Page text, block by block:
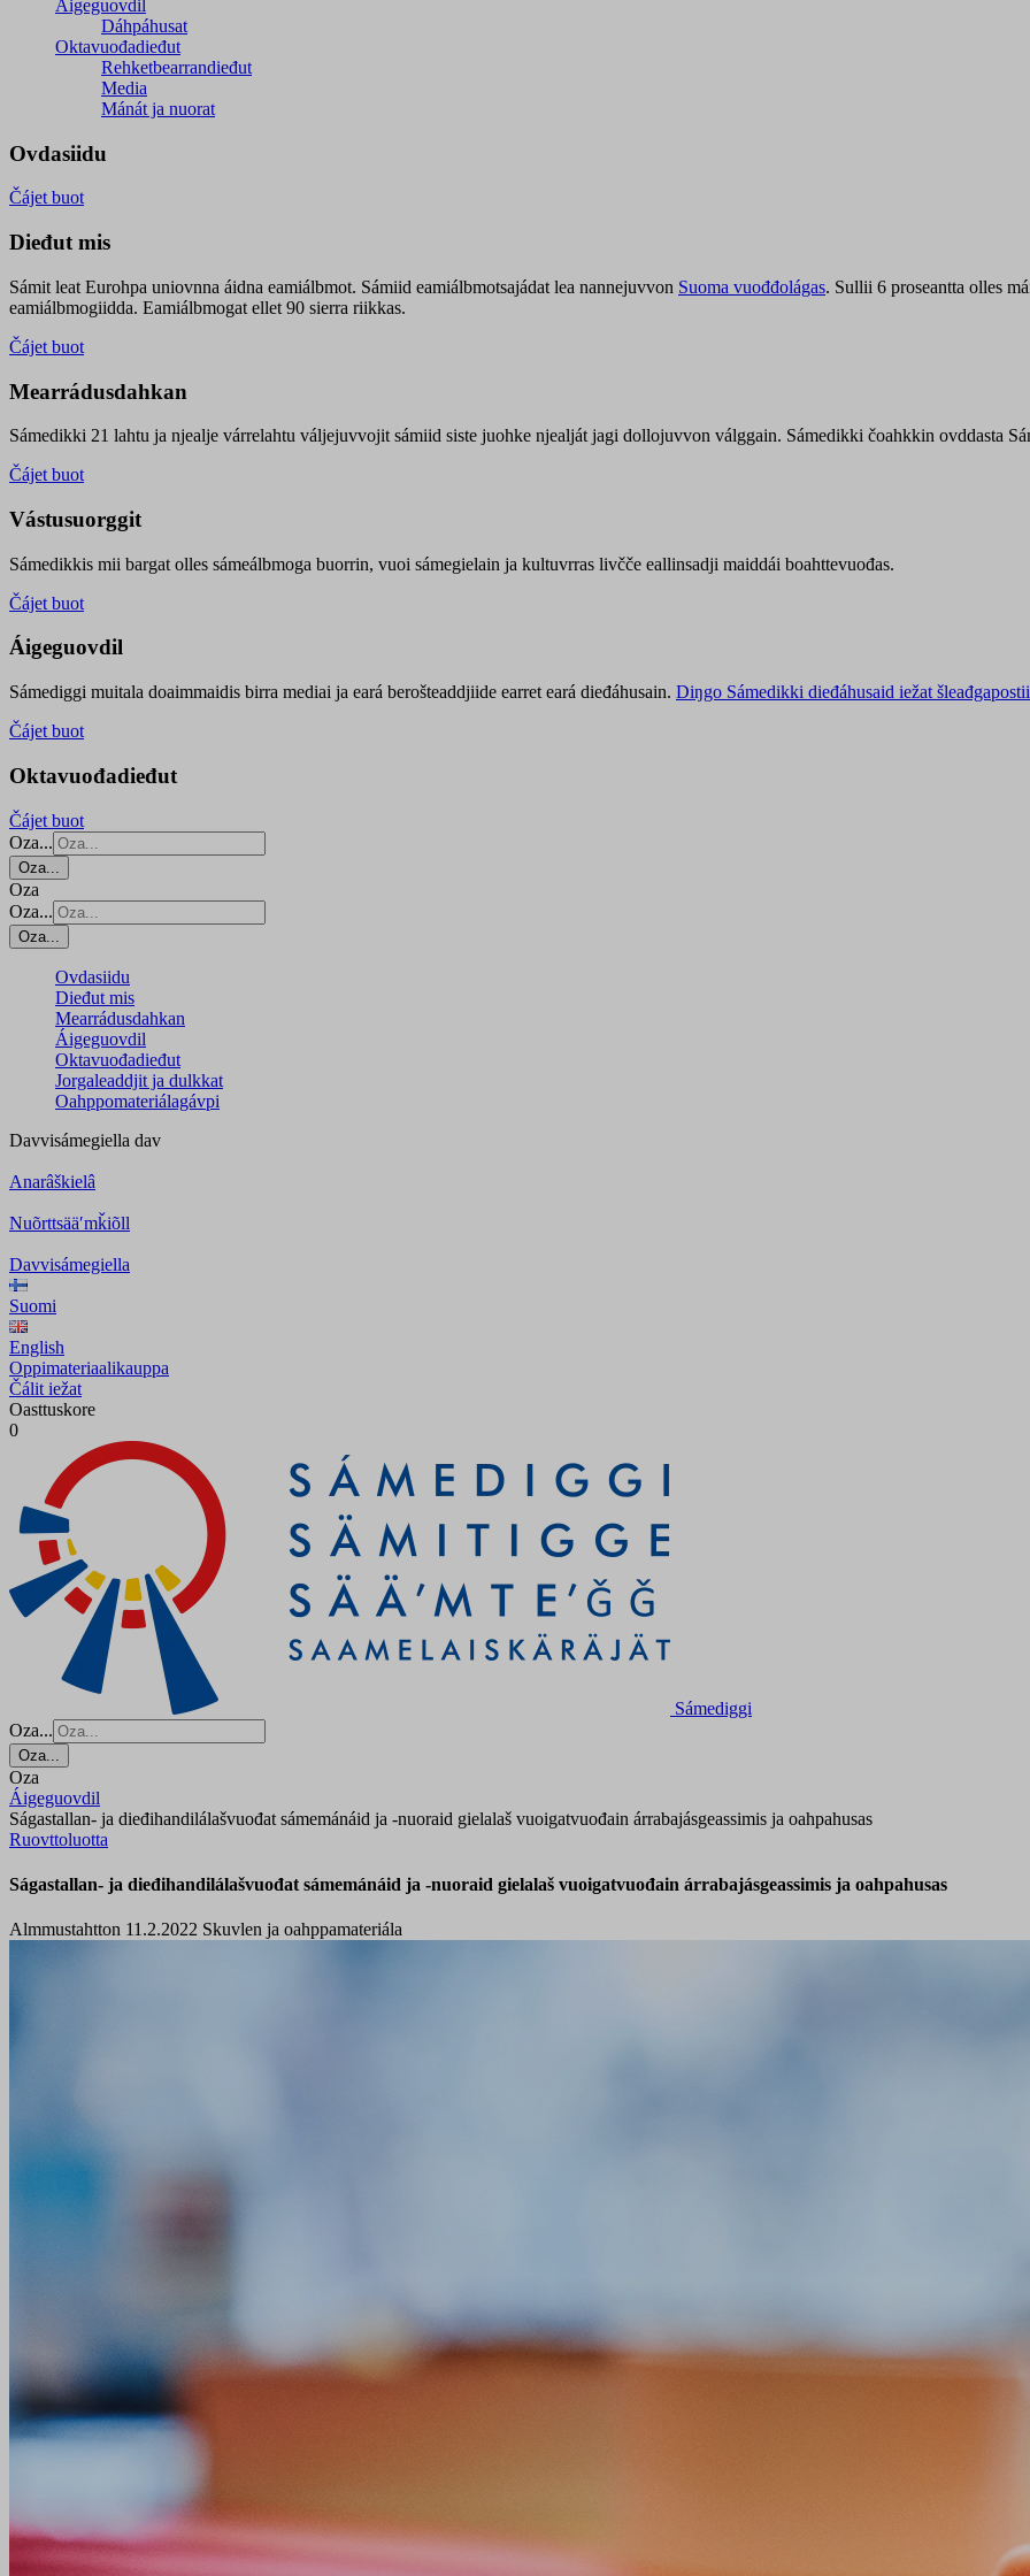
Áigeguovdil
Dáhpáhusat
Oktavuođadieđut
Rehketbearrandieđut
Media
Mánát ja nuorat
Ovdasiidu
Čájet buot
Dieđut mis
Sámit leat Eurohpa uniovnna áidna eamiálbmot. Sámiid eamiálbmotsajádat lea nannejuvvon Suoma vuođđolágas. Sullii 6 proseantta olles
eamiálbmogiidda. Eamiálbmogat ellet 90 sierra riikkas.
Čájet buot
Mearrádusdahkan
Sámedikki 21 lahtu ja njealje várrelahtu váljejuvvojit sámiid siste juohke njealját jagi dollojuvvon válggain. Sámedikki čoahkkin ovddasta
Čájet buot
Vástusuorggit
Sámedikkis mii bargat olles sámeálbmoga buorrin, vuoi sámegielain ja kultuvrras livčče eallinsadji maiddái boahttevuođas.
Čájet buot
Áigeguovdil
Sámediggi muitala doaimmaidis birra mediai ja eará berošteaddjiide earret eará dieđáhusain. Diŋgo Sámedikki dieđáhusaid iežat šleađgapostii
Čájet buot
Oktavuođadieđut
Čájet buot
Oza...
Oza...
Oza
Oza...
Oza...
Ovdasiidu
Dieđut mis
Mearrádusdahkan
Áigeguovdil
Oktavuođadieđut
Jorgaleaddjit ja dulkkat
Oahppomateriálagávpi
Davvisámegiella dav
Anarâškielâ
Nuõrttsääʹmǩiõll
Davvisámegiella
Suomi
English
Oppimateriaalikauppa
Čálit iežat
Oasttuskore
0
Sámediggi
Oza...
Oza...
Oza
Áigeguovdil
Ságastallan- ja dieđihandilálašvuođat sámemánáid ja -nuoraid gielalaš vuoigatvuođain árrabajásgeassimis ja oahpahusas
Ruovttoluotta
Ságastallan- ja dieđihandilálašvuođat sámemánáid ja -nuoraid gielalaš vuoigatvuođain árrabajásgeassimis ja oahpahusas
Almmustahtton 11.2.2022 Skuvlen ja oahppamateriála